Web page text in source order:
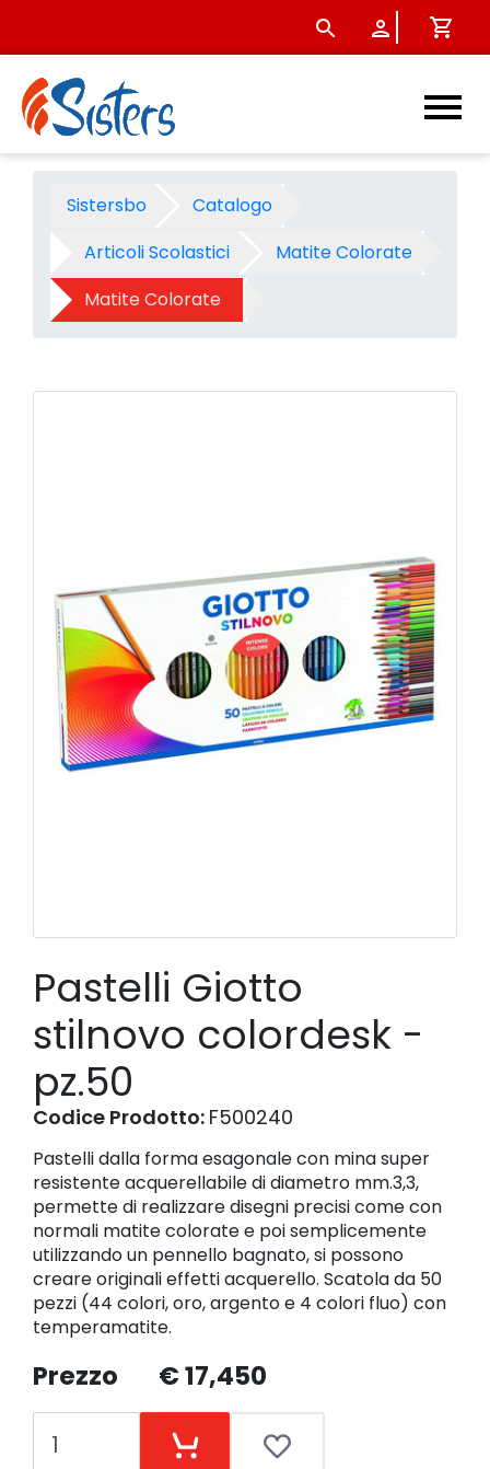
Pastelli Giotto stilnovo
Sistersbo
Catalogo
Articoli Scolastici
Matite Colorate
Matite Colorate
Pastelli Giotto
stilnovo colordesk -
pz.50
Codice Prodotto: F500240
Pastelli dalla forma esagonale con mina super
resistente acquerellabile di diametro mm.3,3,
permette di realizzare disegni precisi come con
normali matite colorate e poi semplicemente
utilizzando un pennello bagnato, si possono
creare originali effetti acquerello. Scatola da 50
pezzi (44 colori, oro, argento e 4 colori fluo) con
temperamatite.
Prezzo € 17,450